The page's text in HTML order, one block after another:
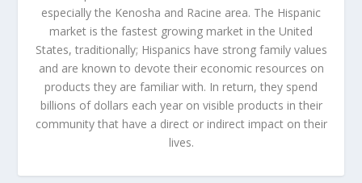
especially the Kenosha and Racine area. The Hispanic
market is the fastest growing market in the United
States, traditionally; Hispanics have strong family values
and are known to devote their economic resources on
products they are familiar with. In return, they spend
billions of dollars each year on visible products in their
community that have a direct or indirect impact on their
lives.